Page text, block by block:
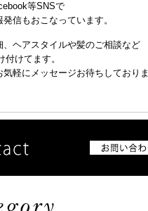
等SNSで
信もおこなっています。
、ヘアスタイルや髪のご相談など
付けてます。
気軽にメッセージお待ちしておりま